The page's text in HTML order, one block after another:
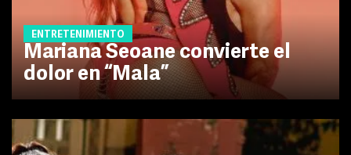
ENTRETENIMIENTO
Mariana Seoane convierte el
dolor en “Mala”